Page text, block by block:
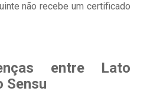
não recebe um certificado
entre Lato
Sensu